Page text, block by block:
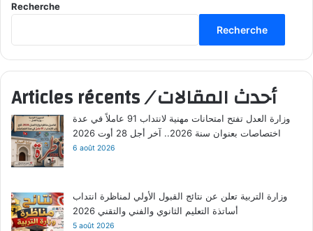
Recherche
Recherche
Articles récents/أحدث المقالات
وزارة العدل تفتح امتحانات مهنية لانتداب 91 عاملاً في عدة
اختصاصات بعنوان سنة 2026.. آخر أجل 28 أوت 2026
6 août 2026
وزارة التربية تعلن عن نتائج القبول الأولي لمناظرة انتداب
أساتذة التعليم الثانوي والفني والتقني 2026
5 août 2026